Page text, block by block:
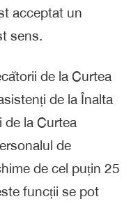
acceptat un
sens.
de la Curtea
de la Înalta
de la Curtea
de
de cel puțin 25
funcții se pot